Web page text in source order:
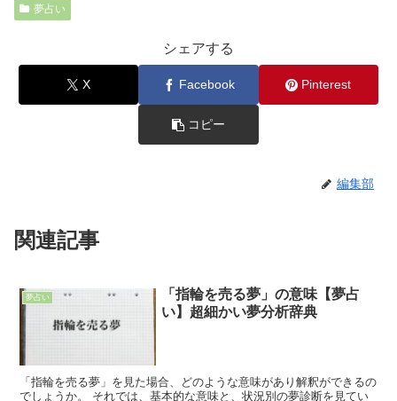
夢占い
シェアする
X Facebook Pinterest
コピー
編集部
関連記事
夢占い
「指輪を売る夢」の意味【夢占
い】超細かい夢分析辞典
「指輪を売る夢」を見た場合、どのような意味があり解釈ができるの
でしょうか。 それでは、基本的な意味と、状況別の夢診断を見てい